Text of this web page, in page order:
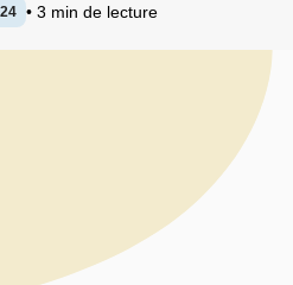
• 3 min de lecture